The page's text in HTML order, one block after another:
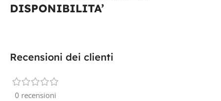
DISPONIBILITA’
Recensioni dei clienti
0 recensioni